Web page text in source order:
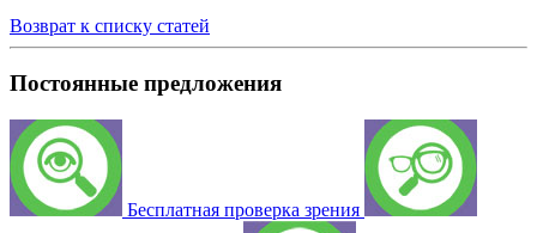
Возврат к списку статей
Постоянные предложения
Бесплатная проверка зрения